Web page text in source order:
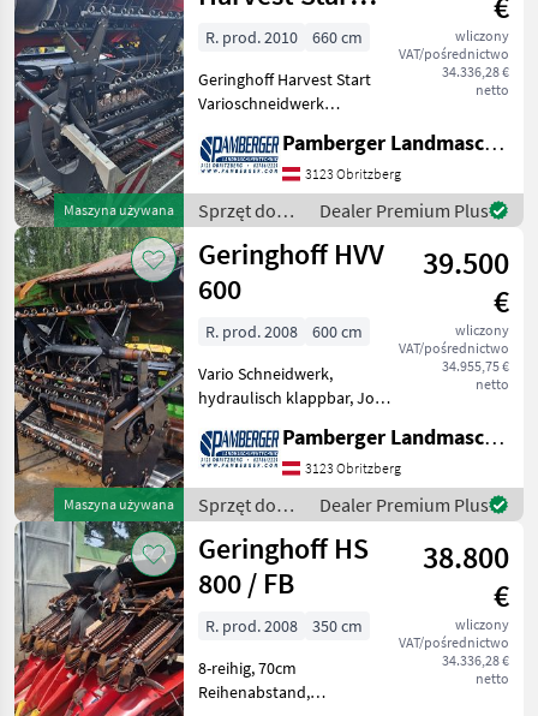
Maszyna używana
Vario HVV660
wliczony
VAT/pośrednictwo
34.336,28 €
netto
R. prod. 2010
660 cm
Geringhoff Harvest Start
Varioschneidwerk
teilig HVV 660 6, 6 m
Arbeitsbreite + Rapstrenner
Passend für New
Holland/Case - Adapter
Hede
Pamberger Landmaschinentechnik GmbH
3123 Obritzberg
Sprzęt do
zbioru pole
uprawne /
Geringhoff
Dealer Premium Plus
Maszyna używana
Geringhoff HVV
600
39.500
€
wliczony
VAT/pośrednictwo
34.955,75 €
netto
R. prod. 2008
600 cm
Vario Schneidwerk,
hydraulisch klappbar, John
przystawka (typ): Heder/
przystawka do zboża,
Składanie hydrauliczne, :
Składanie hydrauliczne
Sprz
Pamberger Landmaschinentechnik GmbH
3123 Obritzberg
Sprzęt do
zbioru pole
uprawne /
Geringhoff
Dealer Premium Plus
Geringhoff HS
800 / FB
38.800
€
wliczony
VAT/pośrednictwo
34.336,28 €
netto
R. prod. 2008
350 cm
8-reihig, 70cm
Reihenabstand,